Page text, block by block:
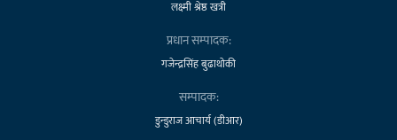
लक्ष्मी श्रेष्ठ खत्री
प्रधान सम्पादक:
गजेन्द्रसिंह बुढाथोकी
सम्पादक:
डुन्डुराज आचार्य (डीआर)